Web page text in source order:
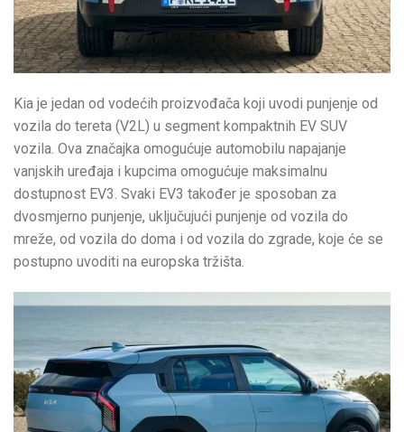
Kia je jedan od vodećih proizvođača koji uvodi punjenje od
vozila do tereta (V2L) u segment kompaktnih EV SUV
vozila. Ova značajka omogućuje automobilu napajanje
vanjskih uređaja i kupcima omogućuje maksimalnu
dostupnost EV3. Svaki EV3 također je sposoban za
dvosmjerno punjenje, uključujući punjenje od vozila do
mreže, od vozila do doma i od vozila do zgrade, koje će se
postupno uvoditi na europska tržišta.